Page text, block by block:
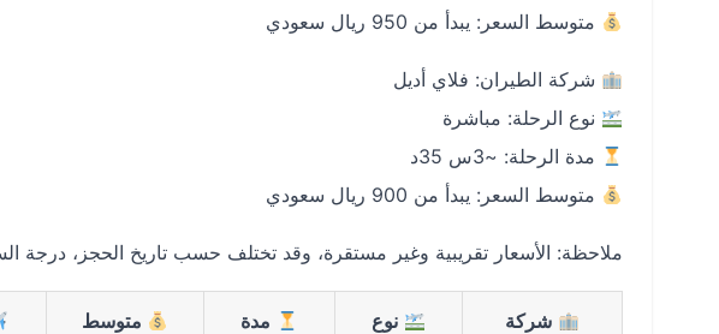
متوسط السعر: يبدأ من 950 ريال سعودي
شركة الطيران: فلاي أديل
نوع الرحلة: مباشرة
مدة الرحلة: ~3س 35د
متوسط السعر: يبدأ من 900 ريال سعودي
ملاحظة: الأسعار تقريبية وغير مستقرة، وقد تختلف حسب تاريخ الحجز، درجة
شركة
نوع
مدة
متوسط